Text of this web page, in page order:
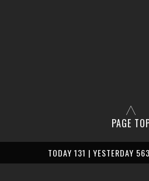
PAGE
TODAY 131 | YESTERDAY